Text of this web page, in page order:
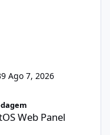
Ago 7, 2026
Web Panel